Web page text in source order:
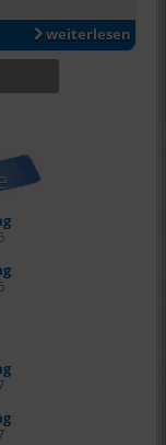
weiterlesen